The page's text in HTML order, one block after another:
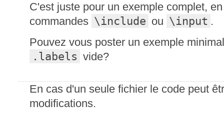
C'est juste pour un exemple complet,
commandes \include ou \input .
Pouvez vous poster un exemple
.labels vide?
En cas d'un seule fichier le code peut
modifications.